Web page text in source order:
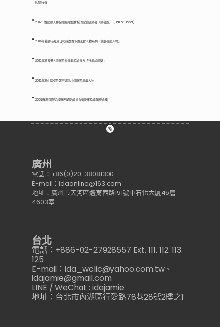
紀錄持者
2017年獲國際人壽保險經理協會授予殿堂級榮譽「榮譽廊」（Hall of Honor)
2016年獲香港經濟日報評選為保險風雲人物系列「榮譽殿堂人物」
2015年獲香港人壽保險從業員協會頒授「行業成就獎」
2012年獲中國保險報評選為中國保險年度人物
2006年獲國際認證財務顧問師協會頒授羅倫達頓紀念獎
廣州
電話：+86(0)20-38081300
E-mail：idaonline@163.com
地址：廣州市天河區體育西路191號中石化大厦46層
4603室
台北
電話：+886-02-27928557 Ext. 111. 112. 113.
125
E-mail：ida_wclic@yahoo.com.tw、
idajamie@gmail.com
LINE / WeChat : idajamie
地址：台北市內湖區行愛路78巷28號2樓之1